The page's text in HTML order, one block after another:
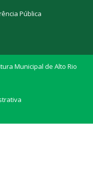
Pública
Municipal de Alto Rio